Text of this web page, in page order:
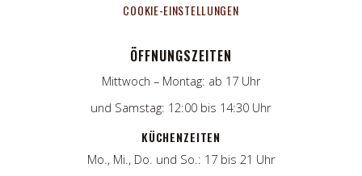
COOKIE-EINSTELLUNGEN
ÖFFNUNGSZEITEN
Mittwoch – Montag: ab 17 Uhr
und Samstag: 12:00 bis 14:30 Uhr
KÜCHENZEITEN
Mo., Mi., Do. und So.: 17 bis 21 Uhr